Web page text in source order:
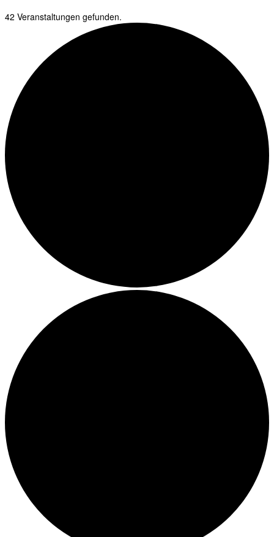
42 Veranstaltungen gefunden.